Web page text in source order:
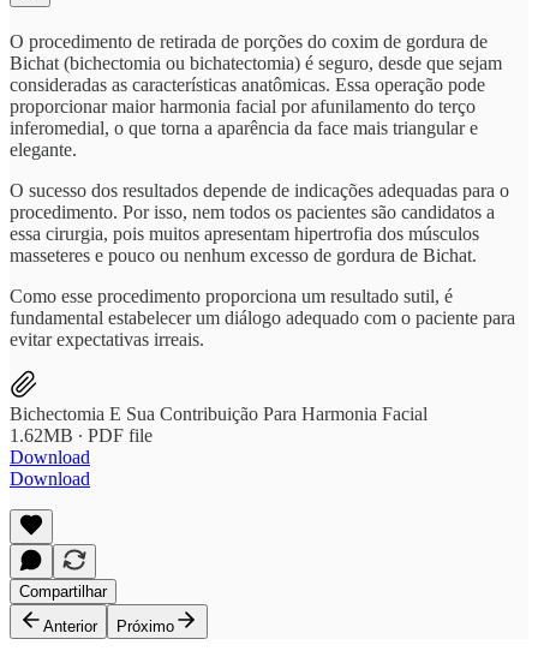
O procedimento de retirada de porções do coxim de gordura de
Bichat (bichectomia ou bichatectomia) é seguro, desde que sejam
consideradas as características anatômicas. Essa operação pode
proporcionar maior harmonia facial por afunilamento do terço
inferomedial, o que torna a aparência da face mais triangular e
elegante.
O sucesso dos resultados depende de indicações adequadas para o
procedimento. Por isso, nem todos os pacientes são candidatos a
essa cirurgia, pois muitos apresentam hipertrofia dos músculos
masseteres e pouco ou nenhum excesso de gordura de Bichat.
Como esse procedimento proporciona um resultado sutil, é
fundamental estabelecer um diálogo adequado com o paciente para
evitar expectativas irreais.
Bichectomia E Sua Contribuição Para Harmonia Facial
1.62MB ∙ PDF file
Download
Download
Compartilhar
Anterior
Próximo